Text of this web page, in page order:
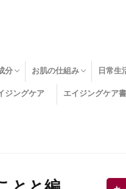
分
分)
お肌の仕組み
エイジング
ターンオーバー
皮下組織
表皮
真皮
表皮常在菌
女性ホルモン
その他
日常生
糖化
便秘
ジングケア エイジングケア